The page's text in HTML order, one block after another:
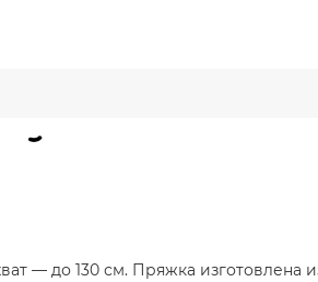
— до 130 см. Пряжка изготовлена